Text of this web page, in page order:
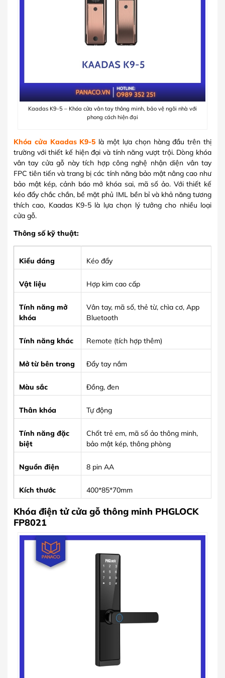
Kaadas K9-5 – Khóa cửa vân tay thông minh, bảo vệ ngôi nhà với
phong cách hiện đại
Khóa cửa Kaadas K9-5 là một lựa chọn hàng đầu trên thị
trường với thiết kế hiện đại và tính năng vượt trội. Dòng khóa
vân tay cửa gỗ này tích hợp công nghệ nhận diện vân tay
FPC tiên tiến và trang bị các tính năng bảo mật nâng cao như
bảo mật kép, cảnh báo mở khóa sai, mã số ảo. Với thiết kế
kéo đẩy chắc chắn, bề mặt phủ IML bền bỉ và khả năng tương
thích cao, Kaadas K9-5 là lựa chọn lý tưởng cho nhiều loại
cửa gỗ.
Thông số kỹ thuật:
Kiểu dáng Kéo đẩy
Vật liệu Hợp kim cao cấp
Tính năng mở
khóa
Vân tay, mã số, thẻ từ, chìa cơ, App
Bluetooth
Tính năng khác Remote (tích hợp thêm)
Mở từ bên trong Đẩy tay nắm
Màu sắc Đồng, đen
Thân khóa Tự động
Tính năng đặc
biệt
Chốt trẻ em, mã số ảo thông minh,
bảo mật kép, thông phòng
Nguồn điện 8 pin AA
Kích thước 400*85*70mm
Khóa điện tử cửa gỗ thông minh PHGLOCK
FP8021